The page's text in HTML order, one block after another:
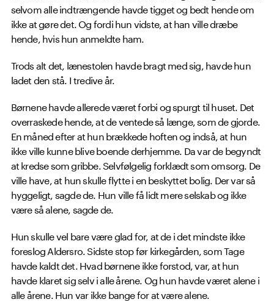
selvom alle indtrængende havde tigget og bedt hende om
ikke at gøre det. Og fordi hun vidste, at han ville dræbe
hende, hvis hun anmeldte ham.
Trods alt det, lænestolen havde bragt med sig, havde hun
ladet den stå. I tredive år.
Børnene havde allerede været forbi og spurgt til huset. Det
overraskede hende, at de ventede så længe, som de gjorde.
En måned efter at hun brækkede hoften og indså, at hun
ikke ville kunne blive boende derhjemme. Da var de begyndt
at kredse som gribbe. Selvfølgelig forklædt som omsorg. De
ville have, at hun skulle flytte i en beskyttet bolig. Der var så
hyggeligt, sagde de. Hun ville få lidt mere selskab og ikke
være så alene, sagde de.
Hun skulle vel bare være glad for, at de i det mindste ikke
foreslog Aldersro. Sidste stop før kirkegården, som Tage
havde kaldt det. Hvad børnene ikke forstod, var, at hun
havde klaret sig selv i alle årene. Og hun havde været alene i
alle årene. Hun var ikke bange for at være alene.